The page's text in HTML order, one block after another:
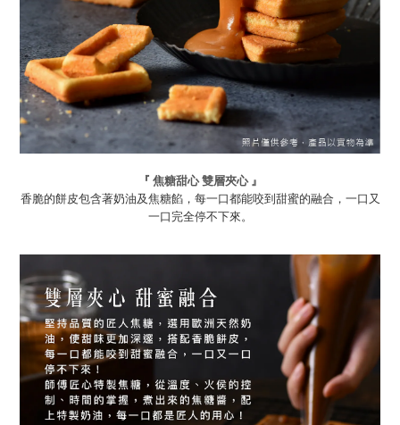
『 焦糖甜心 雙層夾心 』
香脆的餅皮包含著奶油及焦糖餡，每一口都能咬到甜蜜的融合，一口又
一口完全停不下來。